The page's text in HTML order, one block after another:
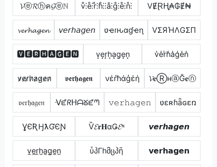
𝓥ⓔ𝓡ⓗค𝓖ⓔℕ v̊⫶e̊⫶r̊⫶h̊⫶⫶å⫶g̊⫶e̊⫶n̊⫶ VɆⱤⱧ̼₳₲Ɇ₦
𝓿𝓮𝓻𝓱𝓪𝓰𝓮𝓷 𝘷𝘦𝘳𝘩𝘢𝘨𝘦𝘯 ʋҽɾԋαɠҽɳ VΣЯΉΛGΣП
🆅🅴🆁🅷🅰🅶🅴🅽 v͙e͙r͙h͙a͙g͙e͙n͙ v̾e̾r̾h̾a̾g̾e̾n̾
v̷e̷r̷h̷a̷g̷e̷n̷ 𝖛𝖊𝖗𝖍𝖆𝖌𝖊𝖓 νέŕħάģέή 𝓥𝐞ⓇнⓐĞ𝐞ⓝ
𝔳𝔢𝔯𝔥𝔞𝔤𝔢𝔫 ᐺᘿᖇᕼᗩᘜᘿᘉ 𝚟𝚎𝚛𝚑𝚊𝚐𝚎𝚗 ʋɛʀɦǟɢɛռ
ƔЄƦӇƛƓЄƝ Ѷ𝓔𝐫𝐇αǤ𝓔ᶰ 𝙫𝙚𝙧𝙝𝙖𝙜𝙚𝙣
v̼e̼r̼h̼a̼g̼e̼n̼ ὗპΓhმცპῆ 𝘃𝗲𝗿𝗵𝗮𝗴𝗲𝗻